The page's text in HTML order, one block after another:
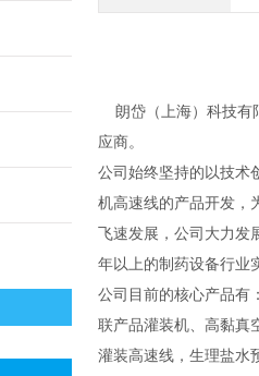
朗岱（上海）科技有
应商。
公司始终坚持的以技术
机高速线的产品开发，
飞速发展，公司大力发
年以上的制药设备行业
公司目前的核心产品有
联产品灌装机、高黏真
灌装高速线，生理盐水